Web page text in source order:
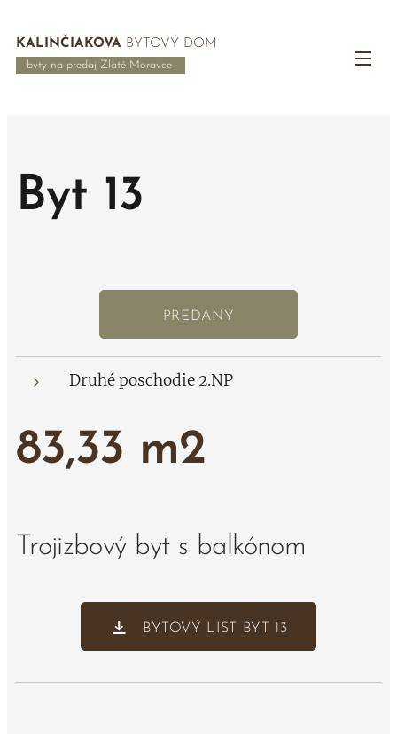
KALINČIAKOVA BYTOVÝ DOM
byty na predaj Zlaté Moravce
Byt 13
PREDANÝ
Druhé poschodie 2.NP
83,33 m2
Trojizbový byt s balkónom
BYTOVÝ LIST BYT 13